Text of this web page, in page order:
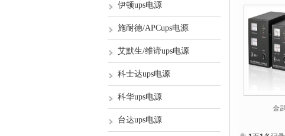
伊顿ups电源
施耐德/APCups电源
艾默生/维谛ups电源
科士达ups电源
科华ups电源
台达ups电源
金